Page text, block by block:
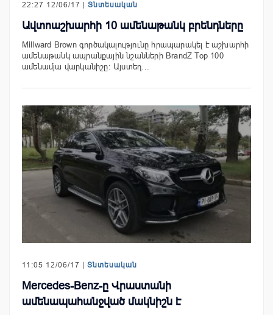
22:27 12/06/17 | Տնտեսական
Ավտոաշխարհի 10 ամենաթանկ բրենդները
Millward Brown գործակալությունը հրապարակել է աշխարհի
ամենաթանկ ապրանքային նշանների BrandZ Top 100
ամենամյա վարկանիշը: Այստեղ…
11:05 12/06/17 | Տնտեսական
Mercedes-Benz-ը Վրաստանի
ամենապահանջված մակնիշն է